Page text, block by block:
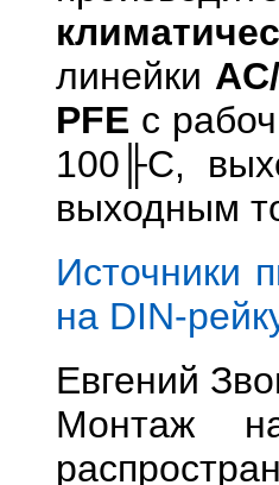
линейки
PFE с
100╟С,
выходным
Источники
на DIN-
Евгений
Монтаж